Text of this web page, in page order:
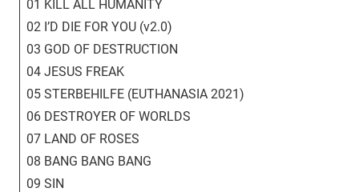
01 KILL ALL HUMANITY
02 I’D DIE FOR YOU (v2.0)
03 GOD OF DESTRUCTION
04 JESUS FREAK
05 STERBEHILFE (EUTHANASIA 2021)
06 DESTROYER OF WORLDS
07 LAND OF ROSES
08 BANG BANG BANG
09 SIN